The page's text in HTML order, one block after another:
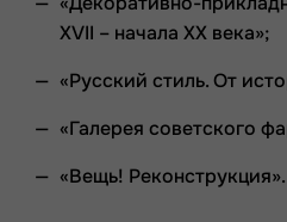
XVII – начала XX века»;
«Русский стиль. От
«Галерея советского
«Вещь! Реконструкция».